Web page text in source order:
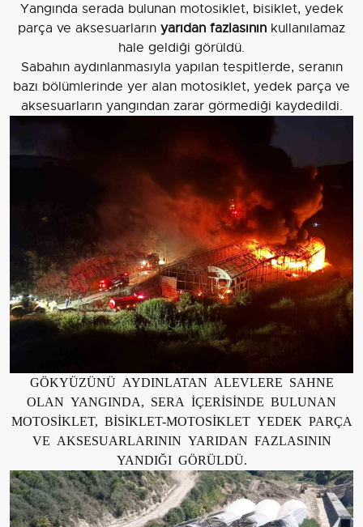
Yangında serada bulunan motosiklet, bisiklet, yedek
parça ve aksesuarların yarıdan fazlasının kullanılamaz
hale geldiği görüldü.
Sabahın aydınlanmasıyla yapılan tespitlerde, seranın
bazı bölümlerinde yer alan motosiklet, yedek parça ve
aksesuarların yangından zarar görmediği kaydedildi.
GÖKYÜZÜNÜ AYDINLATAN ALEVLERE SAHNE
OLAN YANGINDA, SERA İÇERİSİNDE BULUNAN
MOTOSİKLET, BİSİKLET-MOTOSİKLET YEDEK PARÇA
VE AKSESUARLARININ YARIDAN FAZLASININ
YANDIĞI GÖRÜLDÜ.